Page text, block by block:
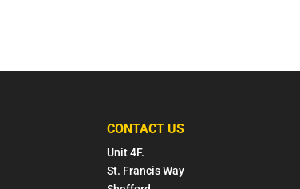
CONTACT US
Unit 4F.
St. Francis Way